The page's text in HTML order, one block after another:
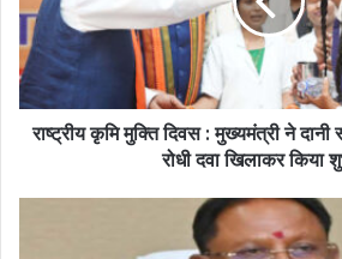
राष्ट्रीय कृमि मुक्ति दिवस : मुख्यमंत्री ने
रोधी दवा खिलाकर किया